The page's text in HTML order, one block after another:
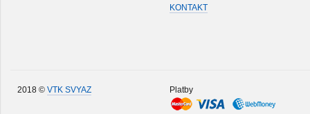
KONTAKT
2018 © VTK SVYAZ Platby